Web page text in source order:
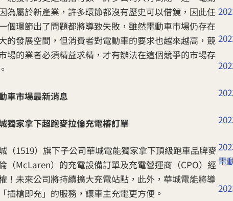
為屬於新產業，許多環節都沒有歷史可以借鏡，因此任
個環節出了問題都將導致失敗，雖然電動車市場仍存在
的發展空間，但消費者對電動車的要求也越來越高，競
場的業者必須精益求精，才有辦法在這個競爭的市場存
車市場最新消息
獨家拿下超跑麥拉倫充電樁訂單
（1519）旗下子公司華城電能獨家拿下頂級跑車品牌麥
（McLaren）的充電設備訂單及充電營運商（CPO）經
！未來公司將持續擴大充電站點，此外，華城電能將導
插槍即充」的服務，讓車主充電更方便。
電